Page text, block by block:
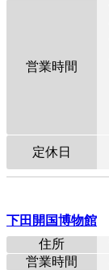
営業時間
定休日
下田開国博物館
住所
営業時間